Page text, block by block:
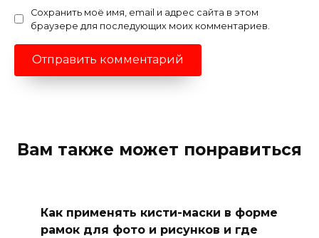
Сохранить моё имя, email и адрес сайта в этом
браузере для последующих моих комментариев.
Вам также может понравиться
Как применять кисти-маски в форме
рамок для фото и рисунков и где